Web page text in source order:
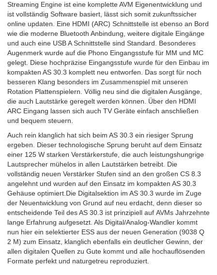
Streaming Engine ist eine komplette AVM Eigenentwicklung und
ist vollständig Software basiert, lässt sich somit zukunftssicher
online updaten. Eine HDMI (ARC) Schnittstelle ist ebenso an Bord
wie die moderne Bluetooth Anbindung, weitere digitale Eingänge
und auch eine USB A Schnittstelle sind Standard. Besonderes
Augenmerk wurde auf die Phono Eingangsstufe für MM und MC
gelegt. Diese hochpräzise Eingangsstufe wurde für den Einbau im
kompakten AS 30.3 komplett neu entworfen. Das sorgt für noch
besseren Klang besonders im Zusammenspiel mit unseren
Rotation Plattenspielern. Völlig neu sind die digitalen Ausgänge,
die auch Lautstärke geregelt werden können. Über den HDMI
ARC Eingang lassen sich auch TV Geräte einfach anschließen
und bequem steuern.
Auch rein klanglich hat sich beim AS 30.3 ein riesiger Sprung
ergeben. Dieser technologische Sprung beruht auf dem Einsatz
einer 125 W starken Verstärkerstufe, die auch leistungshungrige
Lautsprecher mühelos in allen Lautstärken betreibt. Die
vollständig neuen Verstärker Stufen sind an den großen CS 8.3
angelehnt und wurden auf den Einsatz im kompakten AS 30.3
Gehäuse optimiert.Die Digitalsektion im AS 30.3 wurde im Zuge
der Neuentwicklung von Grund auf neu erdacht, denn dieser so
entscheidende Teil des AS 30.3 ist prinzipiell auf AVMs Jahrzehnte
lange Erfahrung aufgesetzt. Als Digital/Analog-Wandler kommt
nun hier ein selektierter ESS aus der neuen Generation (9038 Q
2 M) zum Einsatz, klanglich ebenfalls ein deutlicher Gewinn, der
allen digitalen Quellen zu Gute kommt und alle hochauflösenden
Formate perfekt und naturgetreu reproduziert.